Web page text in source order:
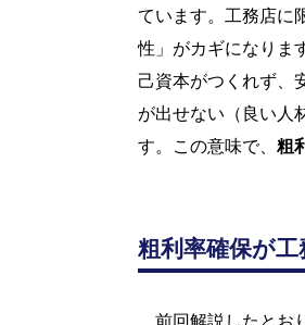
ています。工務店に
性」がカギになりま
己資本がつくれず、
が出せない（良い人
す。この意味で、 粗
粗利率確保が